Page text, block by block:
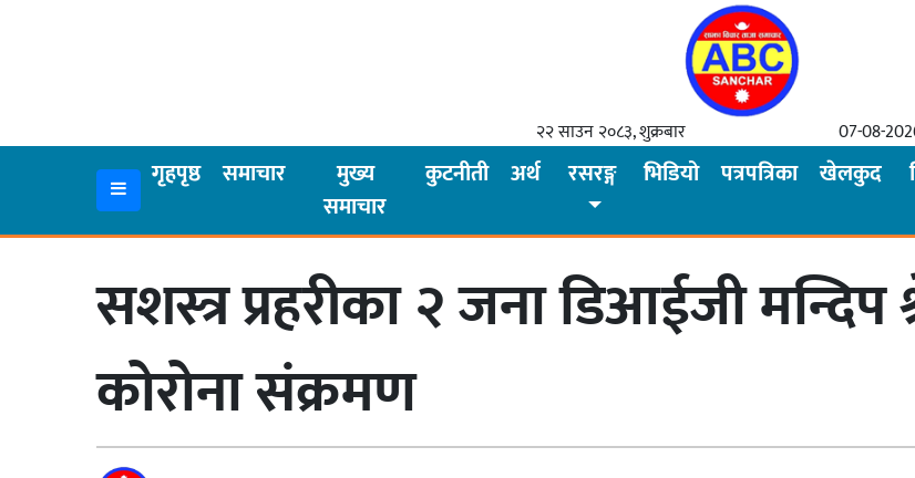
२२ साउन २०८३, शुक्रबार 07-08-
गृहपृष्ठ समाचार
मुख्य
समाचार
कुटनीती अर्थ रसरङ्ग भिडियो पत्रपत्रिका खेलकुद
समाचार
सशस्त्र प्रहरीका २ जना डिआईजी मन्दिप
कोरोना संक्रमण